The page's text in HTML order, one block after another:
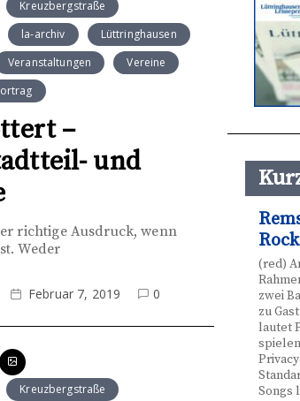
Kreuzbergstraße
la-archiv
Lüttringhausen
Veranstaltungen
Vereine
–
und
richtige Ausdruck, wenn
Weder
Februar 7, 2019 0
Kreuzbergstraße
(red)
zwei
zu
lautet
Songs